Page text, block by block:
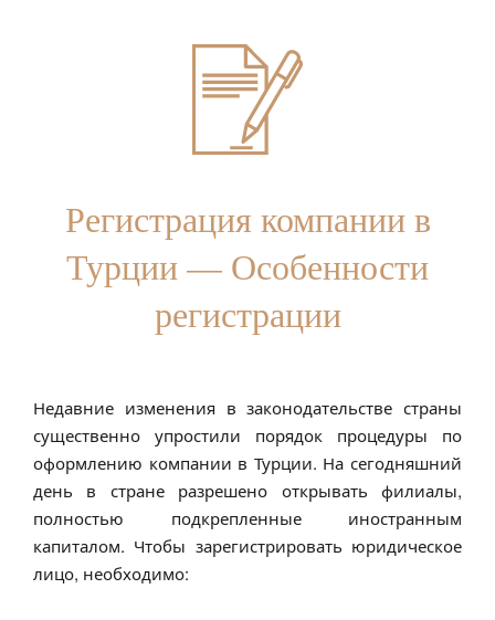
Регистрация компании в
Турции — Особенности
регистрации
Недавние изменения в законодательстве страны
существенно упростили порядок процедуры по
оформлению компании в Турции. На сегодняшний
день в стране разрешено открывать филиалы,
полностью подкрепленные иностранным
капиталом. Чтобы зарегистрировать юридическое
лицо, необходимо: